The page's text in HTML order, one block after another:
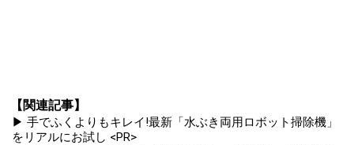
【関連記事】
▶ 手でふくよりもキレイ!最新「水ぶき両用ロボット掃除機」
をリアルにお試し <PR>